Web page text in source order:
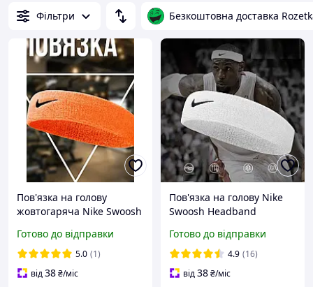
Фільтри Безкоштовна доставка
Пов'язка на голову
жовтогаряча Nike Swoosh
Готово до відправки
5.0 (1)
від38₴/міс
Пов'язка на голову Nike
Swoosh Headband
Готово до відправки
4.9 (16)
від38₴/міс